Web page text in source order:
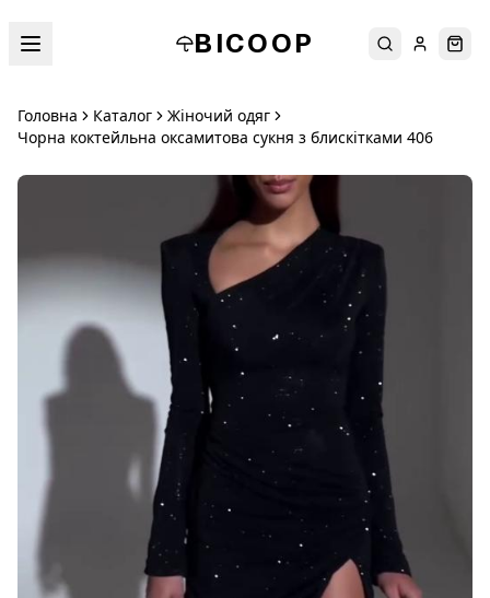
BICOOP ПошукУвійти
Головна Каталог
Жіночий одяг
Чорна коктейльна оксамитова сукня з блискітками 406